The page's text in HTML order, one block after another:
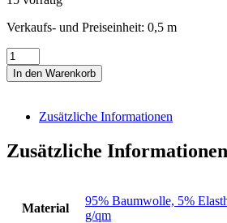
Verkaufs- und Preiseinheit: 0,5 m
Jersey
Uni
hellblau
Menge
In den Warenkorb
Zusätzliche Informationen
Zusätzliche Informationen
Material
95% Baumwolle, 5%
g/qm